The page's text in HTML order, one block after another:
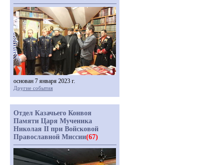
основан 7 января 2023 г.
Другие события
Отдел Казачьего Конвоя
Памяти Царя Мученика
Николая II при Войсковой
Православной Миссии(67)